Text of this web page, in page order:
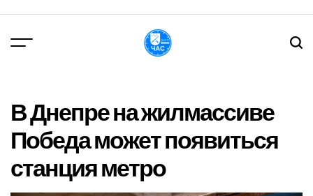
вмісту
В Днепре на жилмассиве
Победа может появиться
станция метро